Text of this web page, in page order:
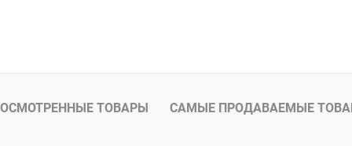
ТОВАРЫ САМЫЕ ПРОДАВАЕМЫЕ